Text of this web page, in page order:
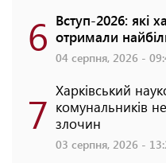
6 Вступ-2026: які
отримали
04 серпня, 2026 -
7 Харківський
комунальників
злочин
03 серпня, 2026 -